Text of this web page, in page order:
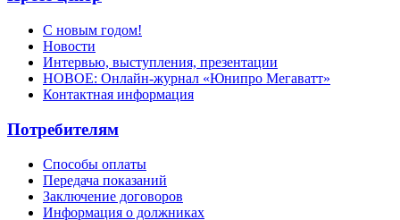
С новым годом!
Новости
Интервью, выступления, презентации
НОВОЕ: Онлайн-журнал «Юнипро Мегаватт»
Контактная информация
Потребителям
Способы оплаты
Передача показаний
Заключение договоров
Информация о должниках